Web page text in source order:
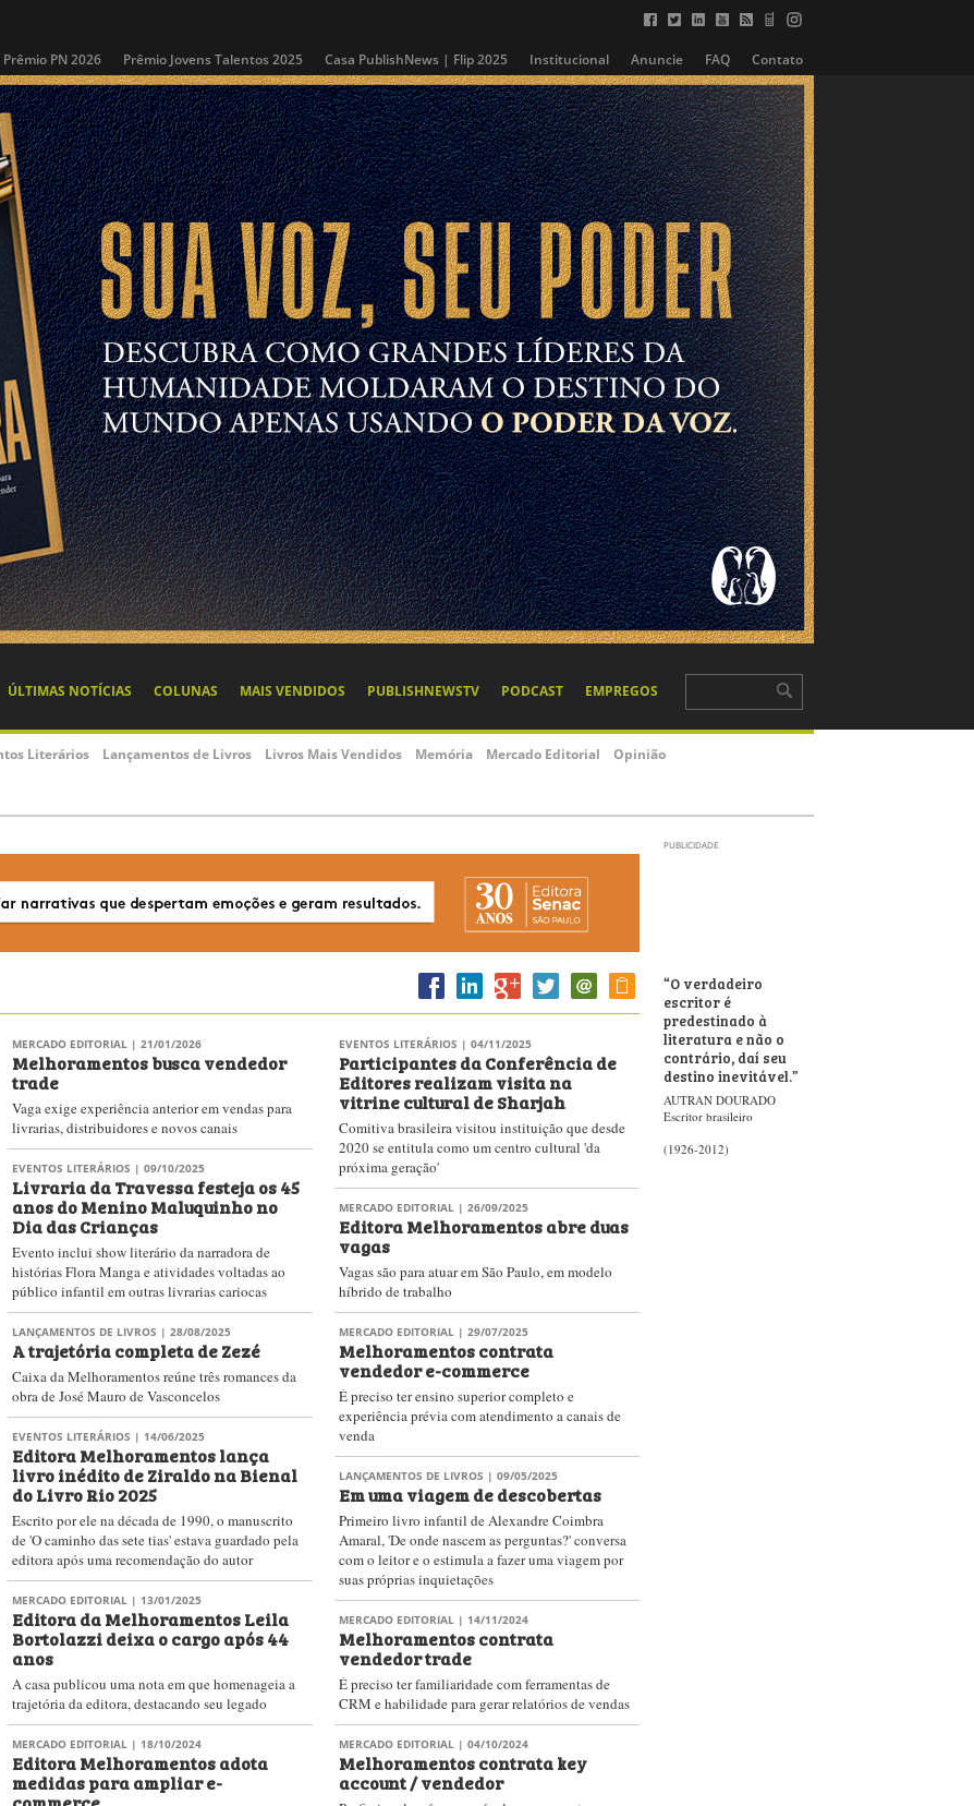
Prêmio PN 2026 Prêmio Jovens Talentos 2025 Casa PublishNews | Flip 2025 Institucional Anuncie FAQ Contato
ÚLTIMAS NOTÍCIAS COLUNAS MAIS VENDIDOS PUBLISHNEWSTV PODCAST EMPREGOS
Literários Lançamentos de Livros Livros Mais Vendidos Memória Mercado Editorial Opinião
PUBLICIDADE
MERCADO EDITORIAL | 21/01/2026
Melhoramentos busca vendedor
trade
Vaga exige experiência anterior em vendas para
livrarias, distribuidores e novos canais
EVENTOS LITERÁRIOS | 09/10/2025
Livraria da Travessa festeja os 45
anos do Menino Maluquinho no
Dia das Crianças
Evento inclui show literário da narradora de
histórias Flora Manga e atividades voltadas ao
público infantil em outras livrarias cariocas
LANÇAMENTOS DE LIVROS | 28/08/2025
A trajetória completa de Zezé
Caixa da Melhoramentos reúne três romances da
obra de José Mauro de Vasconcelos
EVENTOS LITERÁRIOS | 14/06/2025
Editora Melhoramentos lança
livro inédito de Ziraldo na Bienal
do Livro Rio 2025
Escrito por ele na década de 1990, o manuscrito
de 'O caminho das sete tias' estava guardado pela
editora após uma recomendação do autor
MERCADO EDITORIAL | 13/01/2025
Editora da Melhoramentos Leila
Bortolazzi deixa o cargo após 44
anos
A casa publicou uma nota em que homenageia a
trajetória da editora, destacando seu legado
MERCADO EDITORIAL | 18/10/2024
Editora Melhoramentos adota
medidas para ampliar e-
EVENTOS LITERÁRIOS | 04/11/2025
Participantes da Conferência de
Editores realizam visita na
vitrine cultural de Sharjah
Comitiva brasileira visitou instituição que desde
2020 se entitula como um centro cultural 'da
próxima geração'
MERCADO EDITORIAL | 26/09/2025
Editora Melhoramentos abre duas
vagas
Vagas são para atuar em São Paulo, em modelo
híbrido de trabalho
MERCADO EDITORIAL | 29/07/2025
Melhoramentos contrata
vendedor e-commerce
É preciso ter ensino superior completo e
experiência prévia com atendimento a canais de
venda
LANÇAMENTOS DE LIVROS | 09/05/2025
Em uma viagem de descobertas
Primeiro livro infantil de Alexandre Coimbra
Amaral, 'De onde nascem as perguntas?' conversa
com o leitor e o estimula a fazer uma viagem por
suas próprias inquietações
MERCADO EDITORIAL | 14/11/2024
Melhoramentos contrata
vendedor trade
É preciso ter familiaridade com ferramentas de
CRM e habilidade para gerar relatórios de vendas
MERCADO EDITORIAL | 04/10/2024
Melhoramentos contrata key
account / vendedor
“O verdadeiro
escritor é
predestinado à
literatura e não o
contrário, daí seu
destino inevitável.”
AUTRAN DOURADO
Escritor brasileiro
(1926-2012)